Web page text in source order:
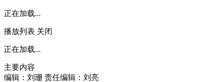
正在加载...
播放列表 关闭
正在加载...
主要内容
编辑：刘珊 责任编辑：刘亮